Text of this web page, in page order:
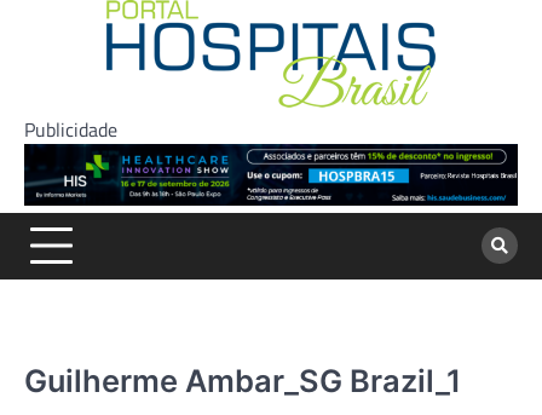
Publicidade
Guilherme Ambar_SG Brazil_1